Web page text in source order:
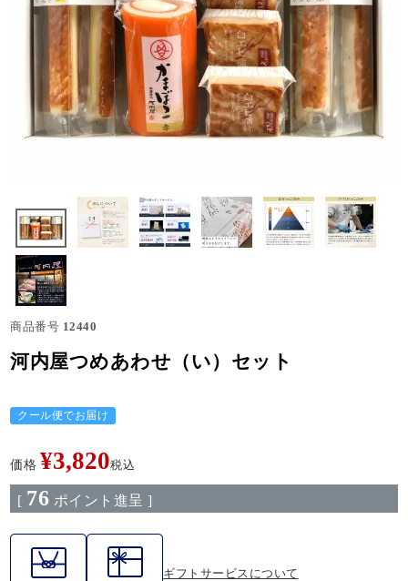
商品番号 12440
河内屋つめあわせ（い）セット
クール便でお届け
価格 ¥3,820税込
[ 76 ポイント進呈 ]
ギフトサービスについて